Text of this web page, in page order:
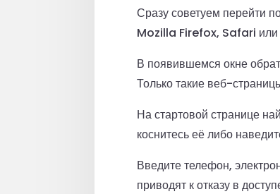
Сразу советуем перейти
Mozilla Firefox, Safari или
В появившемся окне
Только такие веб-
На стартовой странице
коснитесь её либо
Введите телефон,
приводят к отказу в